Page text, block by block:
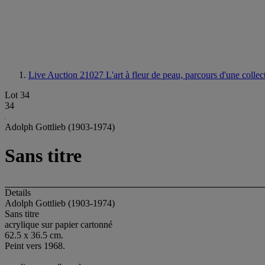
Live Auction 21027 L'art à fleur de peau, parcours d'une
Lot 34
34
Adolph Gottlieb (1903-1974)
Sans titre
Details
Adolph Gottlieb (1903-1974)
Sans titre
acrylique sur papier cartonné
62.5 x 36.5 cm.
Peint vers 1968.